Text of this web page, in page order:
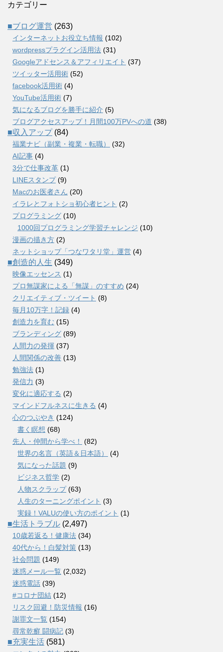
カテゴリー
■ブログ運営 (263)
インターネットお役立ち情報 (102)
wordpressプラグイン活用法 (31)
Googleアドセンス＆アフィリエイト (37)
ツイッター活用術 (52)
facebook活用術 (4)
YouTube活用術 (7)
気になるブログを勝手に紹介 (5)
ブログアクセスアップ！月間100万PVへの道 (38)
■収入アップ (84)
福業ナビ（副業・複業・転職）
(32)
AI記事 (4)
3分で仕事改革 (1)
LINEスタンプ(9)
Macのお医者さん (20)
イラレとフォトショ初心者ヒント (2)
プログラミング (10)
1000回プログラミング学習チャレンジ (10)
漫画の描き方 (2)
ネットショップ「つなワタリ堂」運営 (4)
■創造的人生 (349)
映像エッセンス (1)
プロ無謀家による「無謀」のすすめ (24)
クリエイティブ・ツイート (8)
毎月10万字！記録 (4)
創造力を育む (15)
ブランディング (89)
人間力の発揮 (37)
人間関係の改善 (13)
勉強法 (1)
発信力 (3)
変化に適応する (2)
マインドフルネスに生きる (4)
心のつぶやき (124)
書く瞑想 (68)
先人・仲間から学べ！
(82)
世界の名言（英語＆日本語）
(4)
気になった話題 (9)
ビジネス哲学 (2)
人物スクラップ(63)
人生のターニングポイント (3)
実録！VALUの使い方のポイント (1)
■生活トラブル (2,497)
10歳若返る！健康法 (34)
40代から！白髪対策 (13)
社会問題 (149)
迷惑メール一覧 (2,032)
迷惑電話 (39)
#コロナ団結 (12)
リスク回避！防災情報 (16)
謝罪文一覧 (154)
尋常乾癬 闘病記 (3)
■充実生活 (581)